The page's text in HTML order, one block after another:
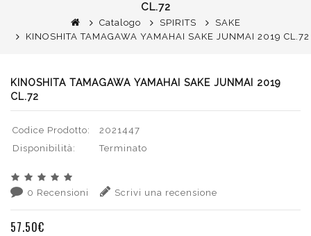
CL.72
Catalogo SPIRITS
SAKE
KINOSHITA TAMAGAWA YAMAHAI SAKE JUNMAI 2019 CL.72
KINOSHITA TAMAGAWA YAMAHAI SAKE JUNMAI 2019
CL.72
Codice Prodotto:
2021447
Disponibilità:
Terminato
0 Recensioni Scrivi una recensione
57.50€